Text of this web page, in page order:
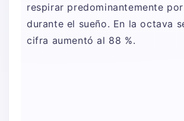
respirar predominantemente
durante el sueño. En la octava
cifra aumentó al 88 %.